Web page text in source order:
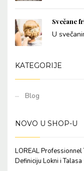
Svečane
U
KATEGORIJE
Blog
NOVO U SHOP-U
LOREAL Professionnel
Definiciju Lokni i